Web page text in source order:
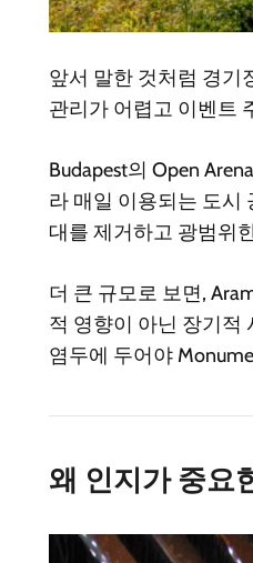
앞서 말한 것처럼 경기
관리가 어렵고 이벤트
Budapest의 Open
라 매일 이용되는 도시
대를 제거하고 광범위
더 큰 규모로 보면,
적 영향이 아닌 장기적
염두에 두어야
왜 인지가 중요